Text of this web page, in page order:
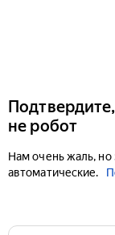
не робот
Нам очень жаль, но
автоматические.